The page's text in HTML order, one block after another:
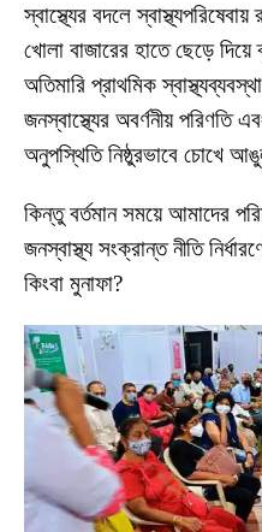
স্বাস্থ্যের বদলে
খোলা বাজারের হাতে ছেড়ে
অতিমারি প্রাথমিক
জনস্বাস্থ্যের অবর্ণনীয় পরিণতি
অনুপস্থিতি নিষ্ঠুরভাবে চোখে
কিন্তু বর্তমান সময়ে আমাদের
জনস্বাস্থ্য সংক্রান্ত নীতি
কিংবা মুনাফা?